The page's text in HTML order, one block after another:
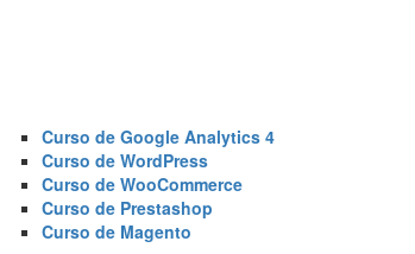
Curso de Google Analytics 4
Curso de WordPress
Curso de WooCommerce
Curso de Prestashop
Curso de Magento